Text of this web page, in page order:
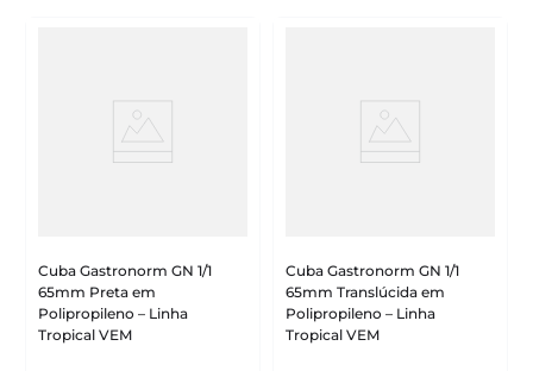
Cuba Gastronorm GN 1/1
65mm Preta em
Polipropileno – Linha
Tropical VEM
Cuba Gastronorm GN 1/1
65mm Translúcida em
Polipropileno – Linha
Tropical VEM